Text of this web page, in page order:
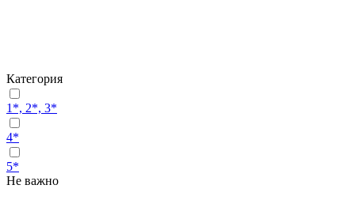
Категория
1*, 2*, 3*
4*
5*
Не важно